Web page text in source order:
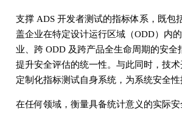
支撑 ADS 开发者测试的指标体系，既包
盖企业在特定设计运行区域（ODD）内
业、跨 ODD 及跨产品全生命周期的安全
提升安全评估的统一性。与此同时，技
定制化指标测试自身系统，为系统安全性
在任何领域，衡量具备统计意义的实际